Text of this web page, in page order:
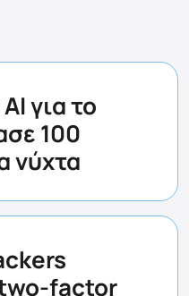
για το
100
νύχτα
factor